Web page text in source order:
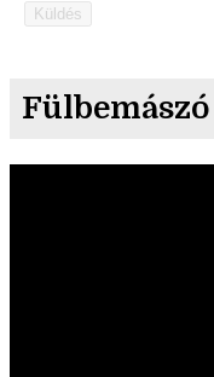
Küldés
Fülbemászó